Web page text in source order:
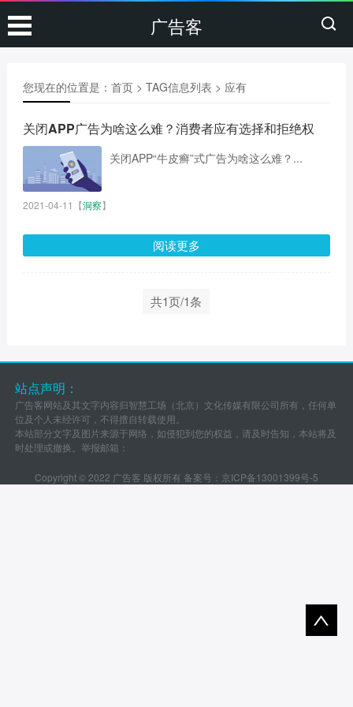
广告客
您现在的位置是： 首页> TAG信息列表 > 应有
关闭APP广告为啥这么难？消费者应有选择和拒绝权
关闭APP“牛皮癣”式广告为啥这么难？...
2021-04-11 【洞察】
阅读更多
共1页/1条
站点声明：
广告客网站及其文字内容归智慧工场（北京）文化传媒有限公司所有，任何单
位及个人未经许可，不得擅自转载使用。
本站部分文字及图片来源于网络，如侵犯到您的权益，请及时告知，本站将及
时处理或撤换。举报邮箱：
Copyright © 2022 广告客 版权所有 备案号： 京ICP备13001399号-5